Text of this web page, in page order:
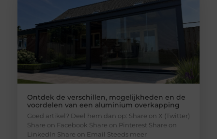
Ontdek de verschillen, mogelijkheden en de
voordelen van een aluminium overkapping
Goed artikel? Deel hem dan op: Share on X (Twitter)
Share on Facebook Share on Pinterest Share on
LinkedIn Share on Email Steeds meer